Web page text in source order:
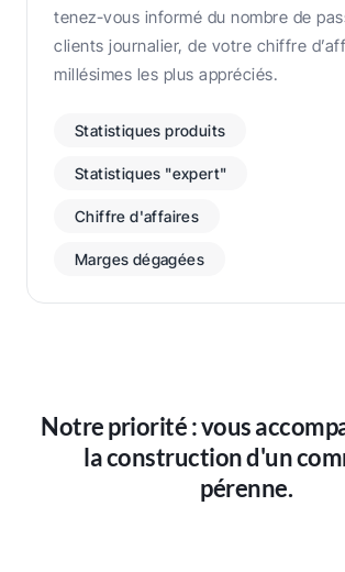
tenez-vous informé du nombre de
clients journalier, de votre chiffre
millésimes les plus appréciés.
Statistiques produits
Statistiques "expert"
Chiffre d'affaires
Marges dégagées
Notre priorité : vous
la construction d'un
pérenne.